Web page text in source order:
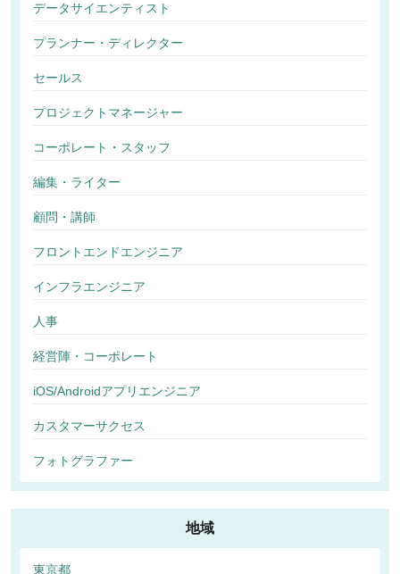
データサイエンティスト
プランナー・ディレクター
セールス
プロジェクトマネージャー
コーポレート・スタッフ
編集・ライター
顧問・講師
フロントエンドエンジニア
インフラエンジニア
人事
経営陣・コーポレート
iOS/Androidアプリエンジニア
カスタマーサクセス
フォトグラファー
地域
東京都